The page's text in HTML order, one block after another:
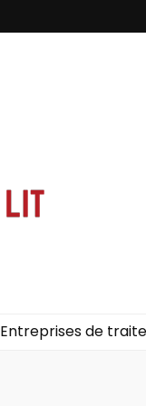
Entreprises de